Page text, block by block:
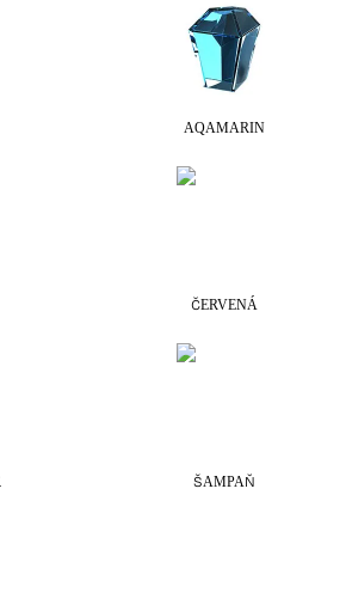
AQAMARIN
ČERVENÁ
ŠAMPAŇ